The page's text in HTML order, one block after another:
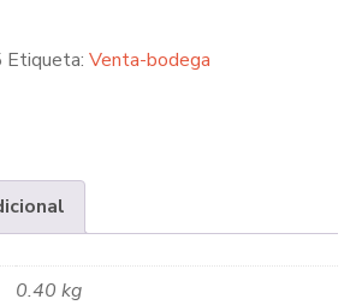
Etiqueta: Venta-bodega
0.40 kg